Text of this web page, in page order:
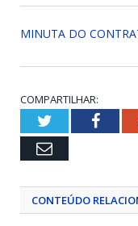
MINUTA DO
COMPARTILHAR:
Twitter
Email
CONTEÚDO